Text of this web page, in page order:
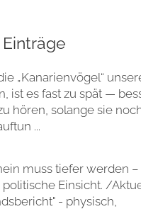
„Kanarienvögel“
ist es fast zu spät —
zu hören, solange sie
...
muss tiefer werden –
Einsicht. /
- physisch,